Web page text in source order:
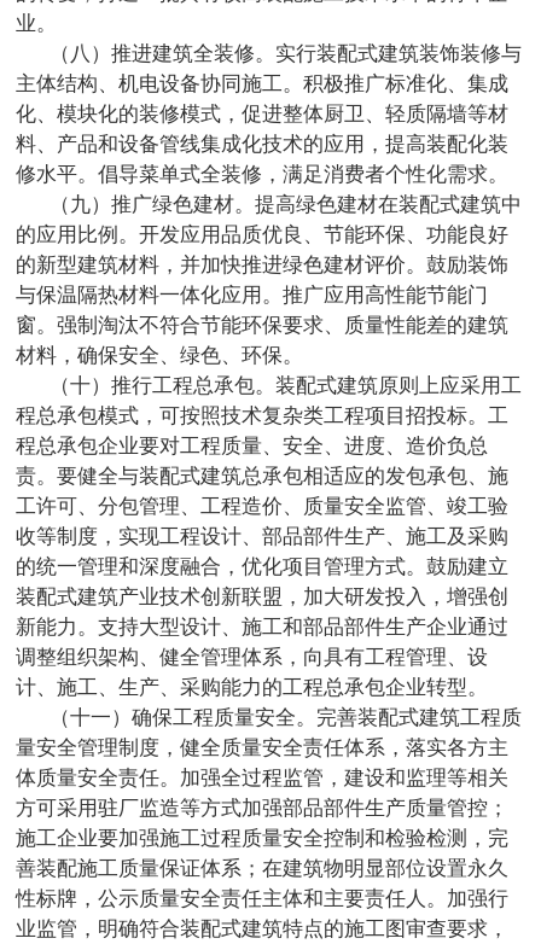
业。
（八）推进建筑全装修。实行装配式建筑装饰装修与
主体结构、机电设备协同施工。积极推广标准化、集成
化、模块化的装修模式，促进整体厨卫、轻质隔墙等材
料、产品和设备管线集成化技术的应用，提高装配化装
修水平。倡导菜单式全装修，满足消费者个性化需求。
（九）推广绿色建材。提高绿色建材在装配式建筑中
的应用比例。开发应用品质优良、节能环保、功能良好
的新型建筑材料，并加快推进绿色建材评价。鼓励装饰
与保温隔热材料一体化应用。推广应用高性能节能门
窗。强制淘汰不符合节能环保要求、质量性能差的建筑
材料，确保安全、绿色、环保。
（十）推行工程总承包。装配式建筑原则上应采用工
程总承包模式，可按照技术复杂类工程项目招投标。工
程总承包企业要对工程质量、安全、进度、造价负总
责。要健全与装配式建筑总承包相适应的发包承包、施
工许可、分包管理、工程造价、质量安全监管、竣工验
收等制度，实现工程设计、部品部件生产、施工及采购
的统一管理和深度融合，优化项目管理方式。鼓励建立
装配式建筑产业技术创新联盟，加大研发投入，增强创
新能力。支持大型设计、施工和部品部件生产企业通过
调整组织架构、健全管理体系，向具有工程管理、设
计、施工、生产、采购能力的工程总承包企业转型。
（十一）确保工程质量安全。完善装配式建筑工程质
量安全管理制度，健全质量安全责任体系，落实各方主
体质量安全责任。加强全过程监管，建设和监理等相关
方可采用驻厂监造等方式加强部品部件生产质量管控；
施工企业要加强施工过程质量安全控制和检验检测，完
善装配施工质量保证体系；在建筑物明显部位设置永久
性标牌，公示质量安全责任主体和主要责任人。加强行
业监管，明确符合装配式建筑特点的施工图审查要求，